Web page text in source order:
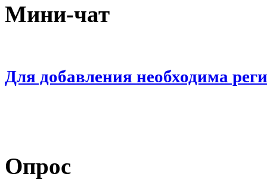
Мини-чат
Для добавления необходима
Опрос